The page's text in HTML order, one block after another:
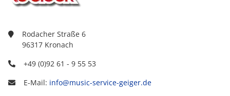
Rodacher Straße 6
96317 Kronach
+49 (0)92 61 - 9 55 53
E-Mail: info@music-service-geiger.de